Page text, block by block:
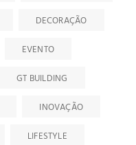
DECORAÇÃO
EVENTO
GT BUILDING
INOVAÇÃO
LIFESTYLE